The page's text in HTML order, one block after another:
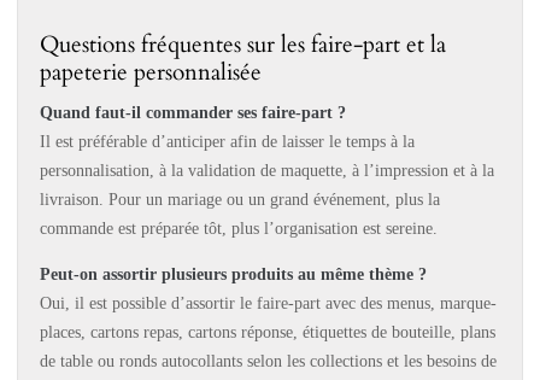
Questions fréquentes sur les faire-part et la
papeterie personnalisée
Quand faut-il commander ses faire-part ?
Il est préférable d’anticiper afin de laisser le temps à la
personnalisation, à la validation de maquette, à l’impression et à la
livraison. Pour un mariage ou un grand événement, plus la
commande est préparée tôt, plus l’organisation est sereine.
Peut-on assortir plusieurs produits au même thème ?
Oui, il est possible d’assortir le faire-part avec des menus, marque-
places, cartons repas, cartons réponse, étiquettes de bouteille, plans
de table ou ronds autocollants selon les collections et les besoins de